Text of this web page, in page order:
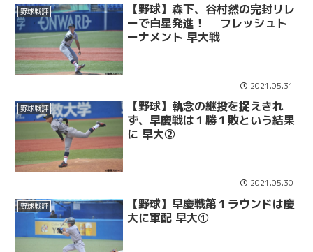
野球戦評
【野球】森下、谷村然の完封リレ
ーで白星発進！ フレッシュト
ーナメント 早大戦
2021.05.31
野球戦評
【野球】執念の継投を捉えきれ
ず、早慶戦は１勝１敗という結果
に 早大②
2021.05.30
野球戦評
【野球】早慶戦第１ラウンドは慶
大に軍配 早大①